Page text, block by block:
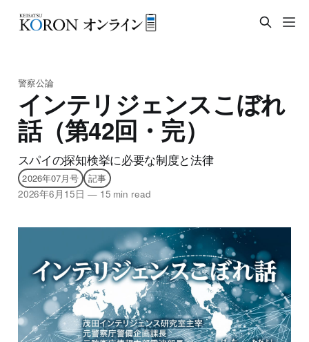
警察公論
インテリジェンスこぼれ
話（第42回・完）
スパイの探知検挙に必要な制度と法律
2026年07月号
記事
2026年6月15日 —15 min read